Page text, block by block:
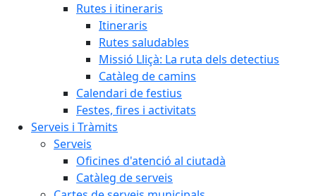
Rutes i itineraris
Itineraris
Rutes saludables
Missió Lliçà: La ruta dels detectius
Catàleg de camins
Calendari de festius
Festes, fires i activitats
Serveis i Tràmits
Serveis
Oficines d'atenció al ciutadà
Catàleg de serveis